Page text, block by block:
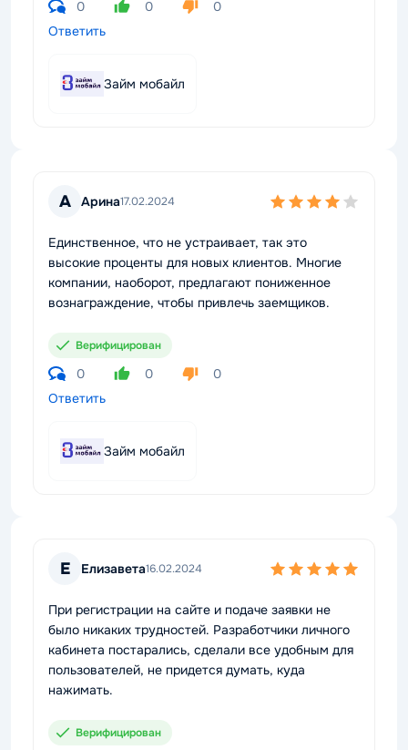
0 0
0
Ответить
Займ мобайл
А Арина17.02.2024
Единственное, что не устраивает, так это
высокие проценты для новых клиентов. Многие
компании, наоборот, предлагают пониженное
вознаграждение, чтобы привлечь заемщиков.
Верифицирован
0 0
0
Ответить
Займ мобайл
Е Елизавета16.02.2024
При регистрации на сайте и подаче заявки не
было никаких трудностей. Разработчики личного
кабинета постарались, сделали все удобным для
пользователей, не придется думать, куда
нажимать.
Верифицирован